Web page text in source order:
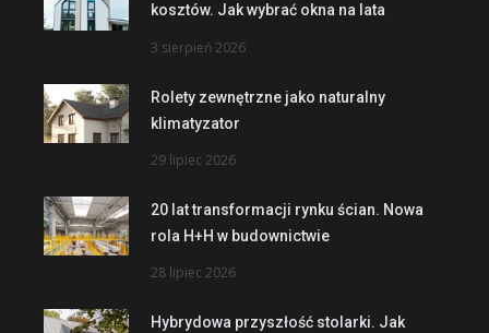
kosztów. Jak wybrać okna na lata
3 sierpień 2026
Rolety zewnętrzne jako naturalny
klimatyzator
29 lipiec 2026
20 lat transformacji rynku ścian. Nowa
rola H+H w budownictwie
28 lipiec 2026
Hybrydowa przyszłość stolarki. Jak